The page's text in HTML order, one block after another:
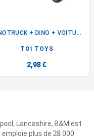
DINOTRUCK + DINO + VOITURE
TOI TOYS
2,98 €
Lancashire, B&M est
plus de 28 000